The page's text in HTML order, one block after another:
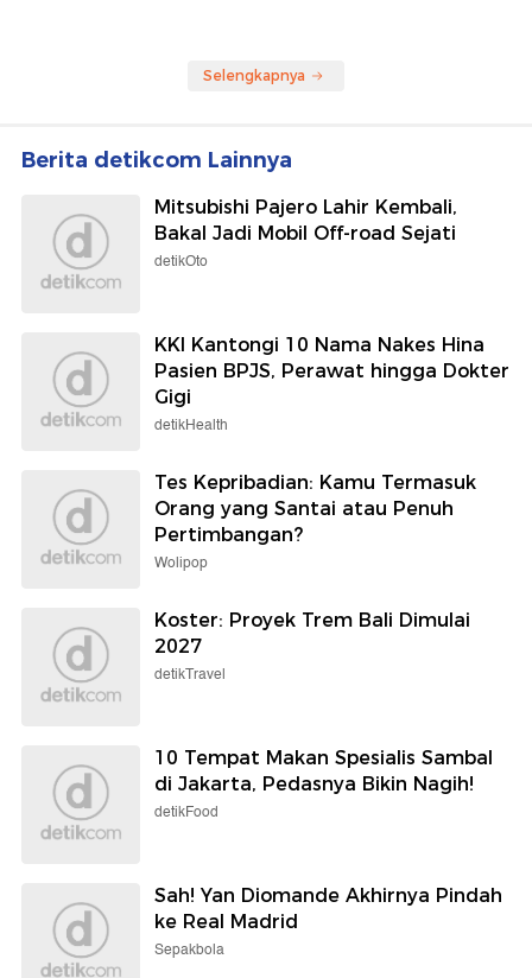
Selengkapnya
Berita detikcom Lainnya
Mitsubishi Pajero Lahir Kembali,
Bakal Jadi Mobil Off-road Sejati
detikOto
KKI Kantongi 10 Nama Nakes Hina
Pasien BPJS, Perawat hingga Dokter
Gigi
detikHealth
Tes Kepribadian: Kamu Termasuk
Orang yang Santai atau Penuh
Pertimbangan?
Wolipop
Koster: Proyek Trem Bali Dimulai
2027
detikTravel
10 Tempat Makan Spesialis Sambal
di Jakarta, Pedasnya Bikin Nagih!
detikFood
Sah! Yan Diomande Akhirnya Pindah
ke Real Madrid
Sepakbola